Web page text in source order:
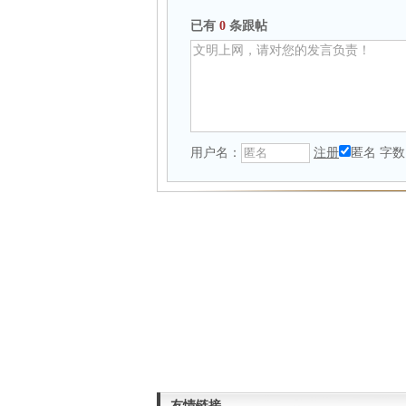
已有 0 条跟帖
用户名： 注册 匿名 字